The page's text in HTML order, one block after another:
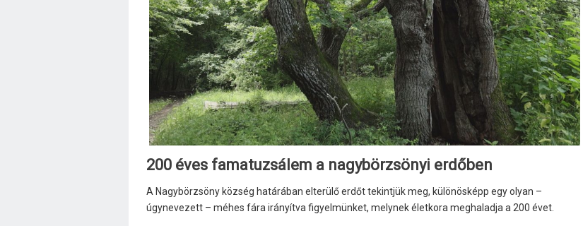
200 éves famatuzsálem a nagybörzsönyi erdőben
A Nagybörzsöny község határában elterülő erdőt tekintjük meg, különösképp egy olyan –
úgynevezett – méhes fára irányítva figyelmünket, melynek életkora meghaladja a 200 évet.